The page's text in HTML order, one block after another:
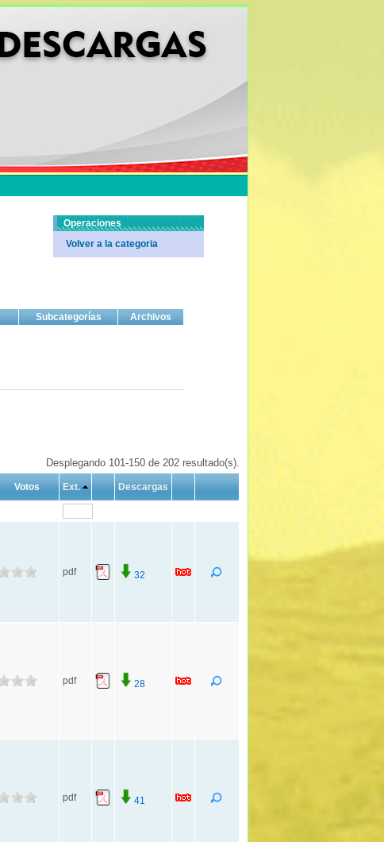
Subcategorías Archivos
Desplegando 101-150 de 202 resultado(s).
Votos Ext. Descargas
pdf 32
pdf 28
pdf 41
Operaciones
Volver a la categoria